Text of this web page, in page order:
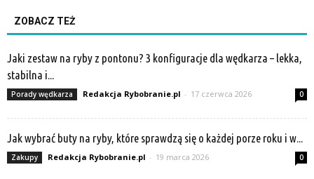
ZOBACZ TEŻ
Jaki zestaw na ryby z pontonu? 3 konfiguracje dla wędkarza – lekka,
stabilna i...
Porady wędkarza Redakcja Rybobranie.pl - 17 czerwca 2026 0
Jak wybrać buty na ryby, które sprawdzą się o każdej porze roku i w...
Zakupy Redakcja Rybobranie.pl - 19 marca 2026 0